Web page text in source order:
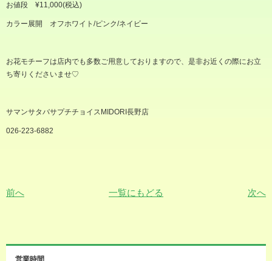
お値段 ¥11,000(税込)
カラー展開 オフホワイト /ピンク/ネイビー
お花モチーフは店内でも多数ご用意しておりますので、是非お近くの際にお立
ち寄りくださいませ♡
サマンサタバサプチチョイス MIDORI 長野店
026-223-6882
前へ 一覧にもどる 次へ
営業時間